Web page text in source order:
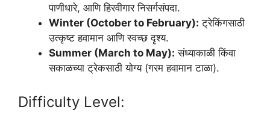
पाणीधारे, आणि हिरवीगार निसर्गसंपदा.
Winter (October to February): ट्रेकिंगसाठी
उत्कृष्ट हवामान आणि स्वच्छ दृश्य.
Summer (March to May): संध्याकाळी किंवा
सकाळच्या ट्रेकसाठी योग्य (गरम हवामान टाळा).
Difficulty Level: